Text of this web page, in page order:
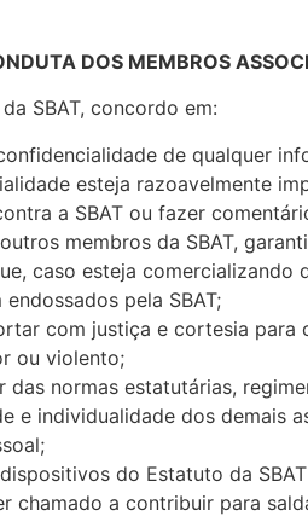
DOS MEMBROS
SBAT, concordo em:
de qualquer
esteja razoavelmente
a SBAT ou fazer
membros da SBAT,
caso esteja comercializando
pela SBAT;
com justiça e cortesia para
ou violento;
das normas estatutárias,
e individualidade dos demais
do Estatuto da
chamado a contribuir para